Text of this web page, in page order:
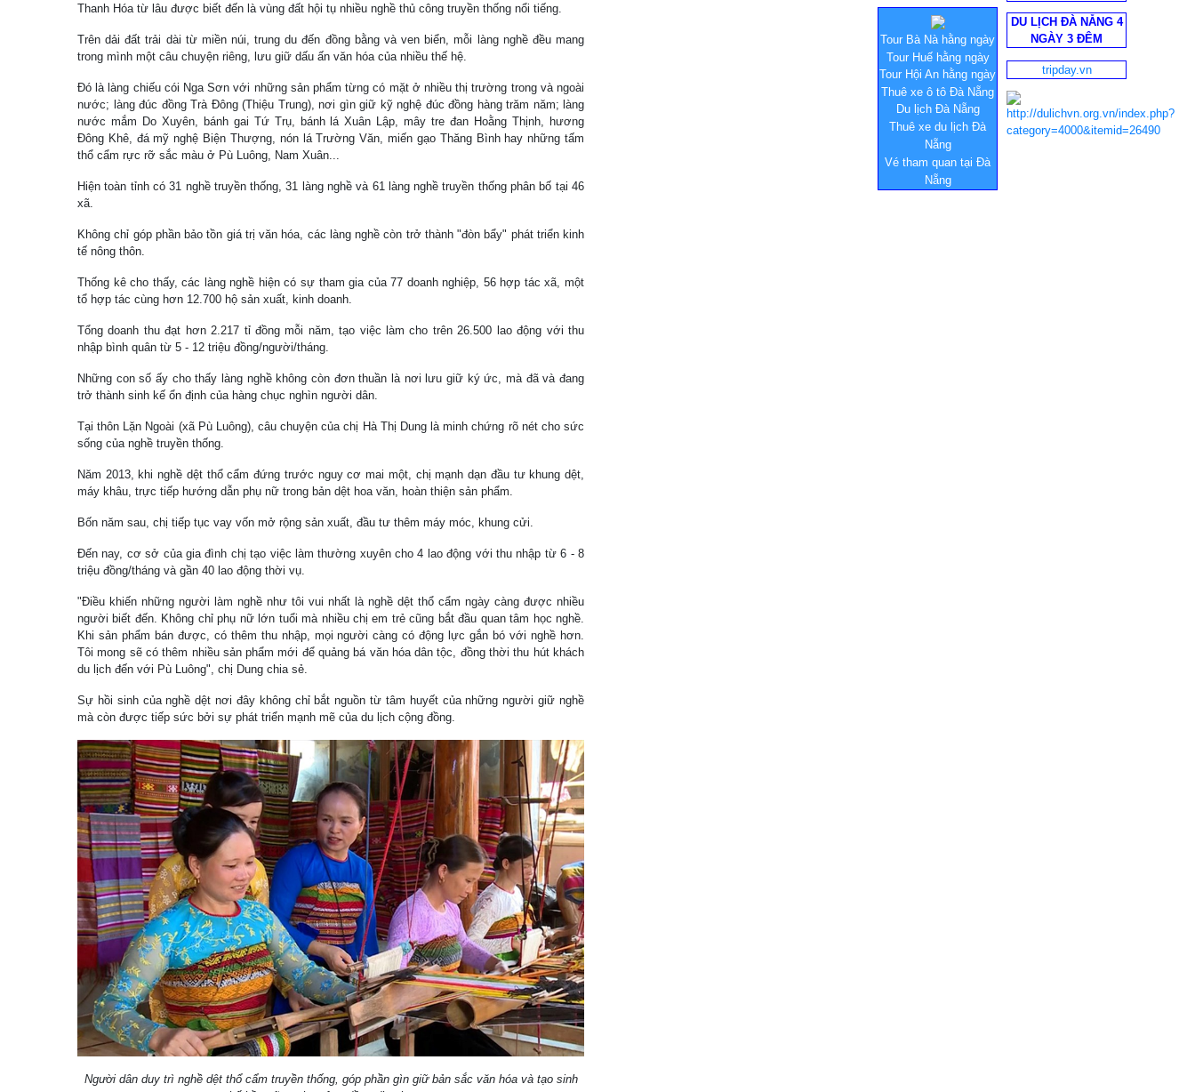
Thanh Hóa từ lâu được biết đến là vùng đất hội tụ nhiều nghề thủ công truyền thống nổi tiếng.
Trên dải đất trải dài từ miền núi, trung du đến đồng bằng và ven biển, mỗi làng nghề đều mang
trong mình một câu chuyện riêng, lưu giữ dấu ấn văn hóa của nhiều thế hệ.
Đó là làng chiếu cói Nga Sơn với những sản phẩm từng có mặt ở nhiều thị trường trong và ngoài
nước; làng đúc đồng Trà Đông (Thiệu Trung), nơi gìn giữ kỹ nghệ đúc đồng hàng trăm năm; làng
nước mắm Do Xuyên, bánh gai Tứ Trụ, bánh lá Xuân Lập, mây tre đan Hoằng Thịnh, hương
Đông Khê, đá mỹ nghệ Biện Thượng, nón lá Trường Văn, miến gạo Thăng Bình hay những tấm
thổ cẩm rực rỡ sắc màu ở Pù Luông, Nam Xuân...
Hiện toàn tỉnh có 31 nghề truyền thống, 31 làng nghề và 61 làng nghề truyền thống phân bố tại 46
xã.
Không chỉ góp phần bảo tồn giá trị văn hóa, các làng nghề còn trở thành "đòn bẩy" phát triển kinh
tế nông thôn.
Thống kê cho thấy, các làng nghề hiện có sự tham gia của 77 doanh nghiệp, 56 hợp tác xã, một
tổ hợp tác cùng hơn 12.700 hộ sản xuất, kinh doanh.
Tổng doanh thu đạt hơn 2.217 tỉ đồng mỗi năm, tạo việc làm cho trên 26.500 lao động với thu
nhập bình quân từ 5 - 12 triệu đồng/người/tháng.
Những con số ấy cho thấy làng nghề không còn đơn thuần là nơi lưu giữ ký ức, mà đã và đang
trở thành sinh kế ổn định của hàng chục nghìn người dân.
Tại thôn Lặn Ngoài (xã Pù Luông), câu chuyện của chị Hà Thị Dung là minh chứng rõ nét cho sức
sống của nghề truyền thống.
Năm 2013, khi nghề dệt thổ cẩm đứng trước nguy cơ mai một, chị mạnh dạn đầu tư khung dệt,
máy khâu, trực tiếp hướng dẫn phụ nữ trong bản dệt hoa văn, hoàn thiện sản phẩm.
Bốn năm sau, chị tiếp tục vay vốn mở rộng sản xuất, đầu tư thêm máy móc, khung cửi.
Đến nay, cơ sở của gia đình chị tạo việc làm thường xuyên cho 4 lao động với thu nhập từ 6 - 8
triệu đồng/tháng và gần 40 lao động thời vụ.
"Điều khiến những người làm nghề như tôi vui nhất là nghề dệt thổ cẩm ngày càng được nhiều
người biết đến. Không chỉ phụ nữ lớn tuổi mà nhiều chị em trẻ cũng bắt đầu quan tâm học nghề.
Khi sản phẩm bán được, có thêm thu nhập, mọi người càng có động lực gắn bó với nghề hơn.
Tôi mong sẽ có thêm nhiều sản phẩm mới để quảng bá văn hóa dân tộc, đồng thời thu hút khách
du lịch đến với Pù Luông", chị Dung chia sẻ.
Sự hồi sinh của nghề dệt nơi đây không chỉ bắt nguồn từ tâm huyết của những người giữ nghề
mà còn được tiếp sức bởi sự phát triển mạnh mẽ của du lịch cộng đồng.
Người dân duy trì nghề dệt thổ cẩm truyền thống, góp phần gìn giữ bản sắc văn hóa và tạo sinh
Tour Bà Nà hằng ngày
Tour Huế hằng ngày
Tour Hội An hằng ngày
Thuê xe ô tô Đà Nẵng
Du lịch Đà Nẵng
Thuê xe du lịch Đà
Nẵng
Vé tham quan tại Đà
Nẵng
DU LỊCH ĐÀ NẴNG 4
NGÀY 3 ĐÊM
tripday.vn